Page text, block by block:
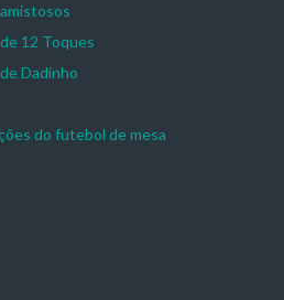
12 Toques
Dadinho
do futebol de mesa